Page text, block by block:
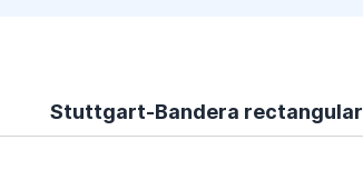
Stuttgart-Bandera rectangular